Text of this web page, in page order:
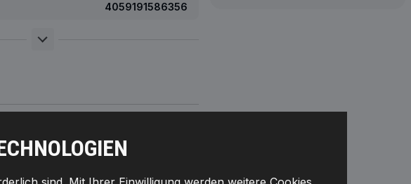
4059191586356
1102600QAB